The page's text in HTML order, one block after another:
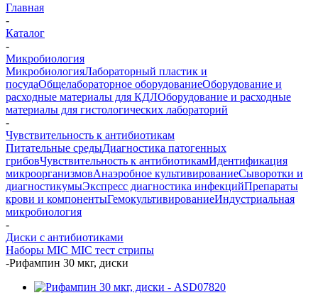
Главная
-
Каталог
-
Микробиология
МикробиологияЛабораторный пластик и
посудаОбщелабораторное оборудованиеОборудование и
расходные материалы для КДЛОборудование и расходные
материалы для гистологических лабораторий
-
Чувствительность к антибиотикам
Питательные средыДиагностика патогенных
грибовЧувствительность к антибиотикамИдентификация
микроорганизмовАнаэробное культивированиеСыворотки и
диагностикумыЭкспресс диагностика инфекцийПрепараты
крови и компонентыГемокультивированиеИндустриальная
микробиология
-
Диски с антибиотиками
Наборы MIC MIC тест стрипы
-Рифампин 30 мкг, диски